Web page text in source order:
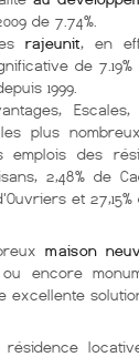
de 7.74%.
rajeunit, en
de
1999.
Escales,
plus
des
2,48% de
et
maison
encore
excellente